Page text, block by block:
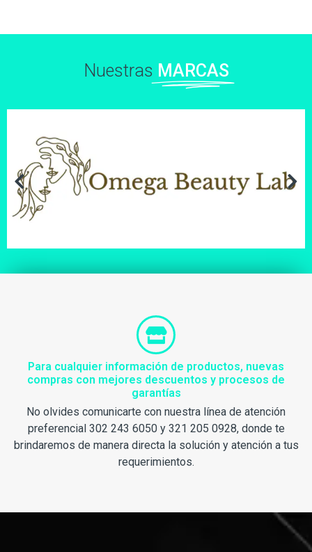
Nuestras MARCAS
Para cualquier información de productos, nuevas
compras con mejores descuentos y procesos de
garantías
No olvides comunicarte con nuestra línea de atención
preferencial 302 243 6050 y 321 205 0928, donde te
brindaremos de manera directa la solución y atención a tus
requerimientos.